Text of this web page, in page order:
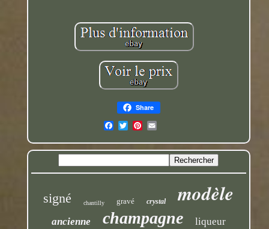
Share
signé chantilly gravé crystal modèle
ancienne champagne liqueur